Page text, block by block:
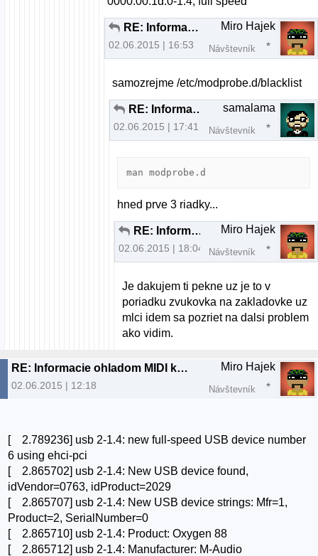
RE: Informacie ohladom MIDI keyboardu
02.06.2015 | 16:53
Miro Hajek
Návštevník
samozrejme /etc/modprobe.d/blacklist
RE: Informacie ohladom MIDI keyboardu
02.06.2015 | 17:41
samalama
Návštevník
man modprobe.d
hned prve 3 riadky...
RE: Informacie ohladom MIDI keyboardu
02.06.2015 | 18:04
Miro Hajek
Návštevník
Je dakujem ti pekne uz je to v
poriadku zvukovka na zakladovke uz
mlci idem sa pozriet na dalsi problem
ako vidim.
RE: Informacie ohladom MIDI keyboardu
02.06.2015 | 12:18
Miro Hajek
Návštevník
[ 2.789236] usb 2-1.4: new full-speed USB device number
6 using ehci-pci
[ 2.865702] usb 2-1.4: New USB device found,
idVendor=0763, idProduct=2029
[ 2.865707] usb 2-1.4: New USB device strings: Mfr=1,
Product=2, SerialNumber=0
[ 2.865710] usb 2-1.4: Product: Oxygen 88
[ 2.865712] usb 2-1.4: Manufacturer: M-Audio